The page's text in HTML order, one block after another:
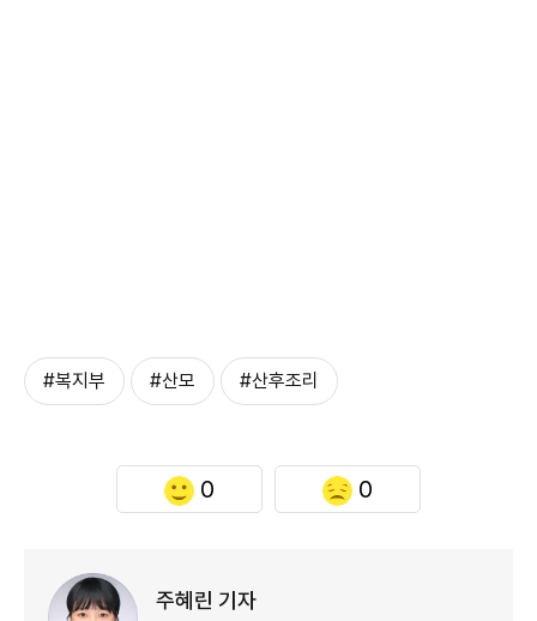
#복지부 #산모 #산후조리
0 0
주혜린 기자